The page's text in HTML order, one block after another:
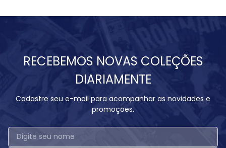
RECEBEMOS NOVAS COLEÇÕES
DIARIAMENTE
Cadastre seu e-mail para acompanhar as novidades e
promoções.